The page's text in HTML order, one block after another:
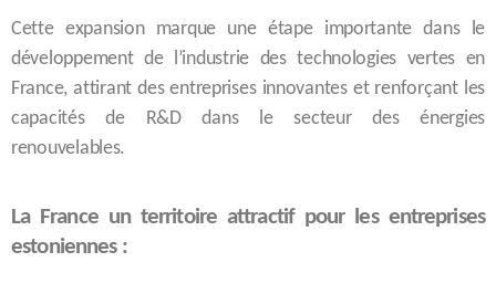
Cette expansion marque une étape importante dans le
développement de l’industrie des technologies vertes en
France, attirant des entreprises innovantes et renforçant les
capacités de R&D dans le secteur des énergies
renouvelables.
La France un territoire attractif pour les entreprises
estoniennes :